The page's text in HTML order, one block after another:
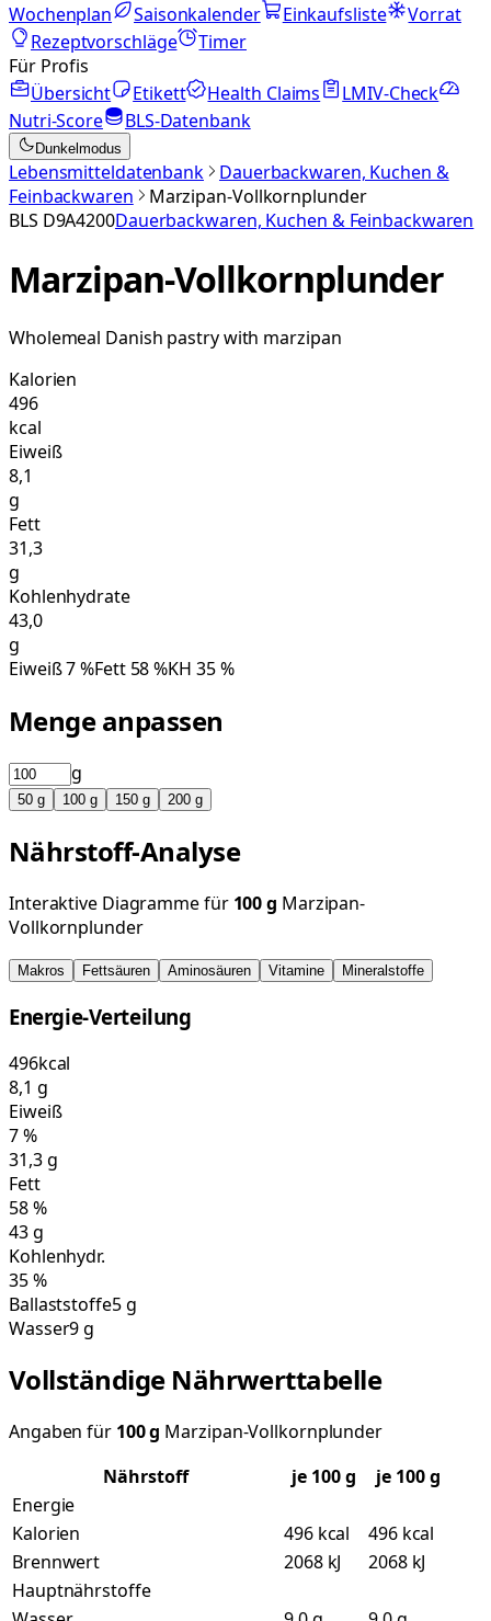
Wochenplan
Saisonkalender Einkaufsliste
Vorrat
Rezeptvorschläge
Timer
Für Profis
Übersicht
Etikett Health Claims
LMIV-Check
Nutri-Score
BLS-Datenbank
Dunkelmodus
Lebensmitteldatenbank
Dauerbackwaren, Kuchen &
Feinbackwaren
Marzipan-Vollkornplunder
BLS D9A4200Dauerbackwaren, Kuchen & Feinbackwaren
Marzipan-Vollkornplunder
Wholemeal Danish pastry with marzipan
Kalorien
496
kcal
Eiweiß
8,1
g
Fett
31,3
g
Kohlenhydrate
43,0
g
Eiweiß7%Fett 58%KH 35%
Menge anpassen
g
50 g 100 g 150 g 200 g
Nährstoff-Analyse
Interaktive Diagramme für 100g Marzipan-
Vollkornplunder
Makros Fettsäuren Aminosäuren Vitamine Mineralstoffe
Energie-Verteilung
496kcal
8,1 g
Eiweiß
7%
31,3g
Fett
58%
43g
Kohlenhydr.
35%
Ballaststoffe5 g
Wasser9 g
Vollständige Nährwerttabelle
Angaben für 100g Marzipan-Vollkornplunder
Nährstoff
je 100g
je 100 g
Energie
Kalorien
496 kcal
496 kcal
Brennwert
2068 kJ
2068 kJ
Hauptnährstoffe